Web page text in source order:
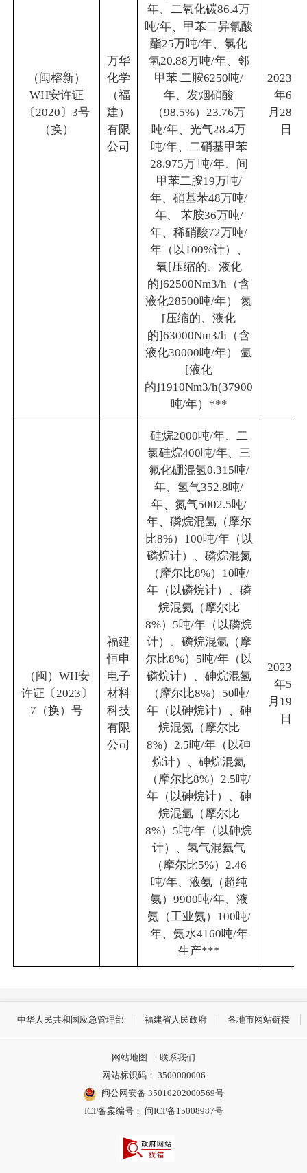
（闽榕新）
WH安许证
〔2020〕3号
（换）
万华
化学
（福
建）
有限
公司
年、二氧化碳86.4万
吨/年、甲苯二异氰酸
酯25万吨/年、氯化
氢20.88万吨/年、邻
甲苯 二胺6250吨/
年、发烟硝酸
（98.5%）23.76万
吨/年、光气28.4万
吨/年、二硝基甲苯
28.975万 吨/年、间
甲苯二胺19万吨/
年、硝基苯48万吨/
年、 苯胺36万吨/
年、稀硝酸72万吨/
年（以100%计）、
氧[压缩的、液化
的]62500Nm3/h（含
液化28500吨/年） 氮
[压缩的、液化
的]63000Nm3/h（含
液化30000吨/年） 氩
[液化
的]1910Nm3/h(37900
吨/年）***
2023
年6
月28
日
（闽）WH安
许证〔2023〕
7（换）号
福建
恒申
电子
材料
科技
有限
公司
硅烷2000吨/年、二
氯硅烷400吨/年、三
氟化硼混氢0.315吨/
年、氢气352.8吨/
年、氮气5002.5吨/
年、磷烷混氢（摩尔
比8%）100吨/年（以
磷烷计）、磷烷混氮
（摩尔比8%）10吨/
年（以磷烷计）、磷
烷混氦（摩尔比
8%）5吨/年（以磷烷
计）、磷烷混氩（摩
尔比8%）5吨/年（以
磷烷计）、砷烷混氢
（摩尔比8%）50吨/
年（以砷烷计）、砷
烷混氮（摩尔比
8%）2.5吨/年（以砷
烷计）、砷烷混氦
（摩尔比8%）2.5吨/
年（以砷烷计）、砷
烷混氩（摩尔比
8%）5吨/年（以砷烷
计）、氢气混氦气
（摩尔比5%）2.46
吨/年、液氨（超纯
氨）9900吨/年、液
氨（工业氨）100吨/
年、氨水4160吨/年
生产***
2023
年5
月19
日
中华人民共和国应急管理部 福建省人民政府 各地市网站链接
网站地图 | 联系我们
网站标识码： 3500000006
闽公网安备 35010202000569号
ICP备案编号： 闽ICP备15008987号